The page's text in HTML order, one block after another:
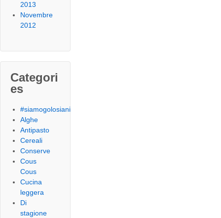
2013
Novembre
2012
Categori
es
#siamogolosiani
Alghe
Antipasto
Cereali
Conserve
Cous
Cous
Cucina
leggera
Di
stagione